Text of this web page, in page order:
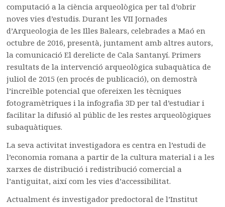
computació a la ciència arqueològica per tal d’obrir
noves vies d’estudis. Durant les VII Jornades
d’Arqueologia de les Illes Balears, celebrades a Maó en
octubre de 2016, presentà, juntament amb altres autors,
la comunicació El derelicte de Cala Santanyí. Primers
resultats de la intervenció arqueològica subaquàtica de
juliol de 2015 (en procés de publicació), on demostrà
l’increïble potencial que ofereixen les tècniques
fotogramètriques i la infografia 3D per tal d’estudiar i
facilitar la difusió al públic de les restes arqueològiques
subaquàtiques.
La seva activitat investigadora es centra en l’estudi de
l’economia romana a partir de la cultura material i a les
xarxes de distribució i redistribució comercial a
l’antiguitat, així com les vies d’accessibilitat.
Actualment és investigador predoctoral de l’Institut